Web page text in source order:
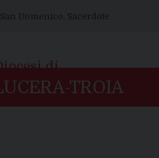
San Domenico, Sacerdote